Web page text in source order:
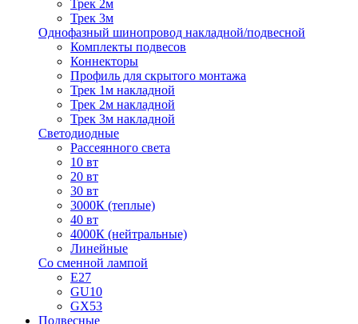
Трек 2м
Трек 3м
Однофазный шинопровод накладной/подвесной
Комплекты подвесов
Коннекторы
Профиль для скрытого монтажа
Трек 1м накладной
Трек 2м накладной
Трек 3м накладной
Светодиодные
Рассеянного света
10 вт
20 вт
30 вт
3000К (теплые)
40 вт
4000К (нейтральные)
Линейные
Со сменной лампой
E27
GU10
GX53
Подвесные